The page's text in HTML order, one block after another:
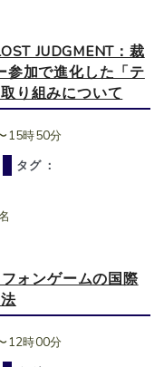
JUDGMENT：裁
参加で進化した「テ
り組みについて
15時50分
タグ ：
ォンゲームの国際
12時00分